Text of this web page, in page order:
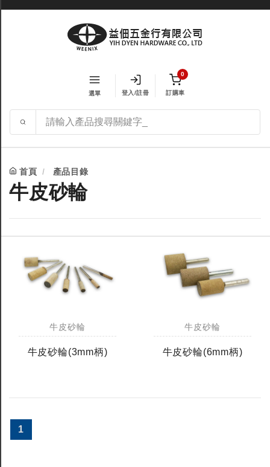
選單 登入/註冊
0
訂購車
首頁 產品目錄
牛皮砂輪
牛皮砂輪
牛皮砂輪(3mm柄)
牛皮砂輪
牛皮砂輪(6mm柄)
1